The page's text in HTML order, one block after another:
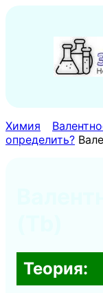
содержимому
Химия
определить?
Теория: